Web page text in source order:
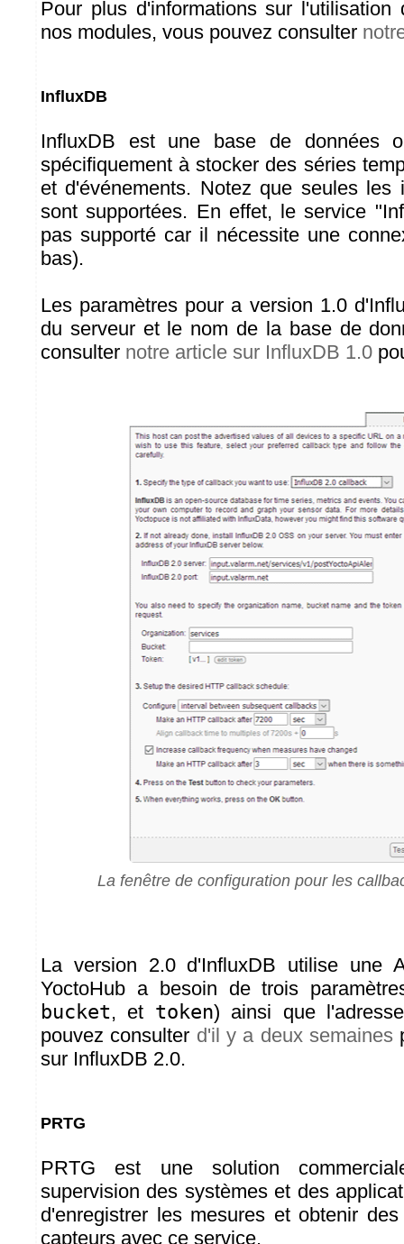
Pour plus d'informations sur
nos modules, vous pouvez consulter
InfluxDB
InfluxDB est une base de données
spécifiquement à stocker des séries
et d'événements. Notez que seules les
sont supportées. En effet, le service
pas supporté car il nécessite une
bas).
Les paramètres pour a version 1.0
du serveur et le nom de la base de
consulter notre article sur InfluxDB 1.0
La fenêtre de configuration pour les
La version 2.0 d'InfluxDB utilise une
YoctoHub a besoin de trois
bucket, et token) ainsi que
pouvez consulter d'il y a deux semaines
sur InfluxDB 2.0.
PRTG
PRTG est une solution
supervision des systèmes et des
d'enregistrer les mesures et obtenir
capteurs avec ce service.